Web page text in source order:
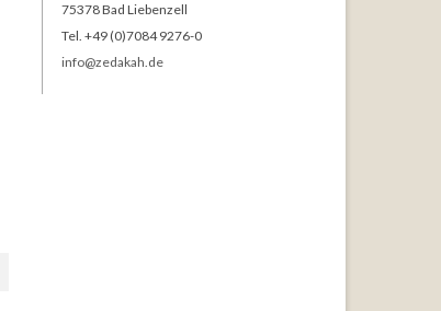
75378 Bad Liebenzell
Tel. +49 (0)7084 9276-0
info@zedakah.de